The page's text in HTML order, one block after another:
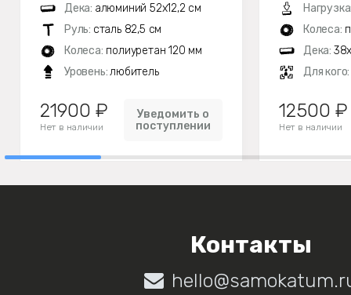
Дека: алюминий 52х12,2 см
Руль: сталь 82,5 см
Колеса: полиуретан 120 мм
Уровень:любитель
21900 ₽
Нет в наличии
Уведомить о
поступлении
Колеса:
Дека:
Для кого:
12500 ₽
Нет в наличии
Контакты